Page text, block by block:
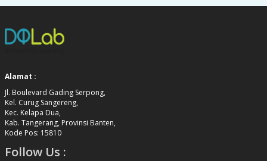
Alamat :
Jl. Boulevard Gading Serpong,
Kel. Curug Sangereng,
Kec. Kelapa Dua,
Kab. Tangerang, Provinsi Banten,
Kode Pos: 15810
Follow Us :